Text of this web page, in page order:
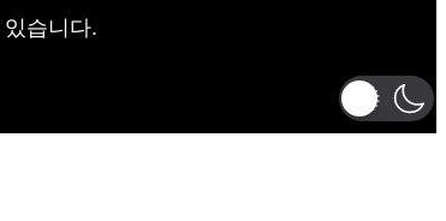
있습니다.